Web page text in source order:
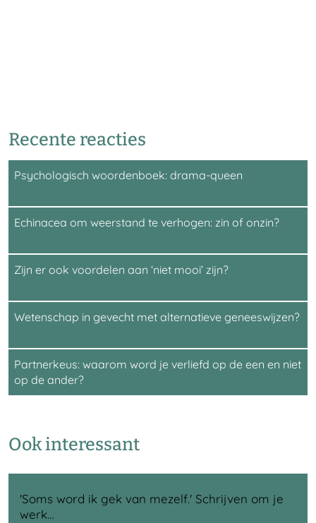
Recente reacties
Psychologisch woordenboek: drama-queen
Echinacea om weerstand te verhogen: zin of onzin?
Zijn er ook voordelen aan ‘niet mooi’ zijn?
Wetenschap in gevecht met alternatieve geneeswijzen?
Partnerkeus: waarom word je verliefd op de een en niet
op de ander?
Ook interessant
'Soms word ik gek van mezelf.' Schrijven om je
werk…